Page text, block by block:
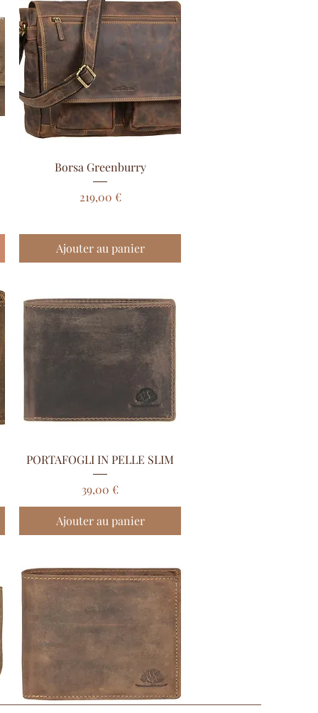
Aperçu rapide
Borsa Greenburry
Prix
219,00 €
Ajouter au panier
Aperçu rapide
PORTAFOGLI IN PELLE SLIM
Prix
39,00 €
Ajouter au panier